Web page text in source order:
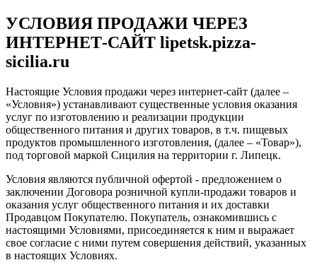
УСЛОВИЯ ПРОДАЖИ ЧЕРЕЗ
ИНТЕРНЕТ-САЙТ lipetsk.pizza-
sicilia.ru
Настоящие Условия продажи через интернет-сайт (далее –
«Условия») устанавливают существенные условия оказания
услуг по изготовлению и реализации продукции
общественного питания и других товаров, в т.ч. пищевых
продуктов промышленного изготовления, (далее – «Товар»),
под торговой маркой Сицилия на территории г. Липецк.
Условия являются публичной офертой - предложением о
заключении Договора розничной купли-продажи товаров и
оказания услуг общественного питания и их доставки
Продавцом Покупателю. Покупатель, ознакомившись с
настоящими Условиями, присоединяется к ним и выражает
свое согласие с ними путем совершения действий, указанных
в настоящих Условиях.